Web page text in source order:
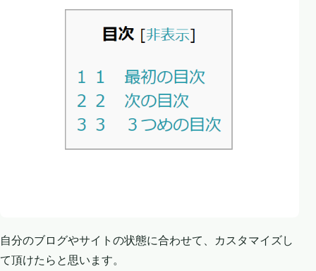
自分のブログやサイトの状態に合わせて、カスタマイズし
て頂けたらと思います。